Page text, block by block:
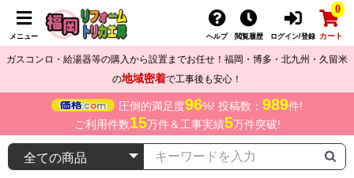
メニュー ヘルプ 閲覧履歴 ログイン/登録
0
カート
ガスコンロ・給湯器等の購入から設置までお任せ！福岡・博多・北九州・久留米
の地域密着で工事後も安心！
圧倒的満足度96%! 投稿数： 989件!
ご利用件数15万件＆工事実績5万件突破!